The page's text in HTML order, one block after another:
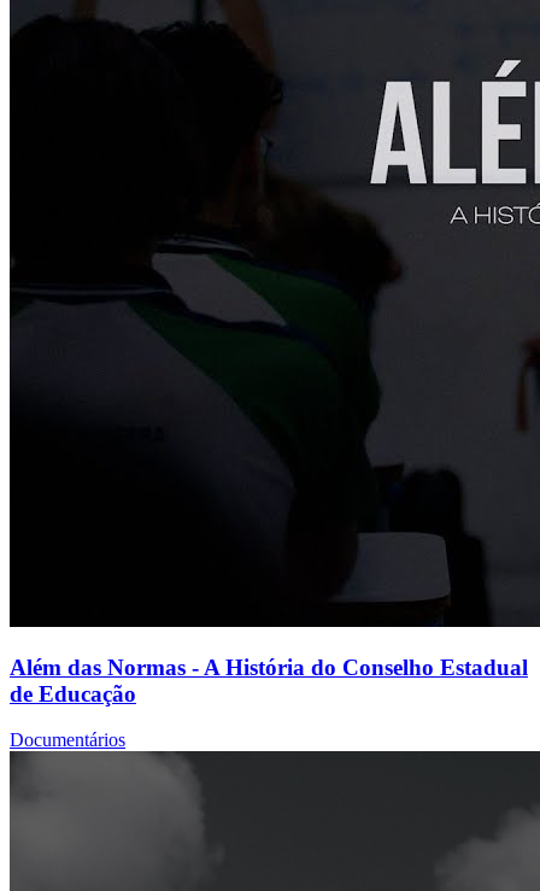
Além das Normas - A História do Conselho Estadual
de Educação
Documentários